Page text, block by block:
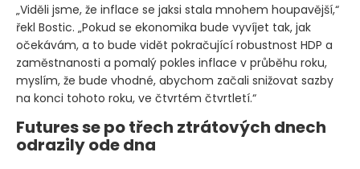
„Viděli jsme, že inflace se jaksi stala mnohem houpavější,“
řekl Bostic. „Pokud se ekonomika bude vyvíjet tak, jak
očekávám, a to bude vidět pokračující robustnost HDP a
zaměstnanosti a pomalý pokles inflace v průběhu roku,
myslím, že bude vhodné, abychom začali snižovat sazby
na konci tohoto roku, ve čtvrtém čtvrtletí.“
Futures se po třech ztrátových dnech
odrazily ode dna